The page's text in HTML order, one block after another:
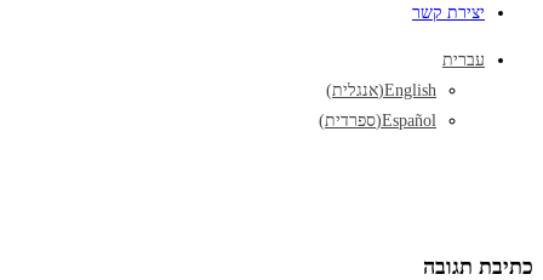
יצירת קשר
עברית
English
(אנגלית)
Español
(ספרדית)
כתיבת תגובה